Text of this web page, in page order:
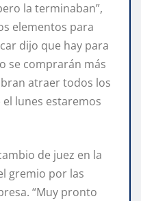
la terminaban”,
elementos para
dijo que hay para
se comprarán más
atraer todos los
lunes estaremos
de juez en la
gremio por las
“Muy pronto